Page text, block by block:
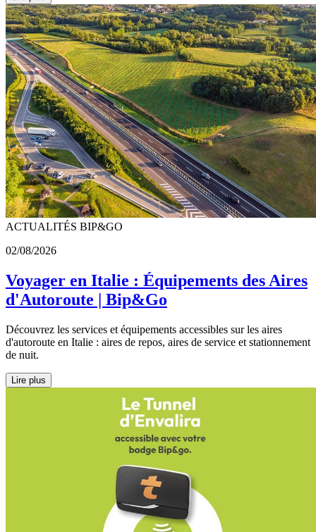
ACTUALITÉS BIP&GO
02/08/2026
Voyager en Italie : Équipements des Aires
d'Autoroute | Bip&Go
Découvrez les services et équipements accessibles sur les aires
d'autoroute en Italie : aires de repos, aires de service et stationnement
de nuit.
Lire plus